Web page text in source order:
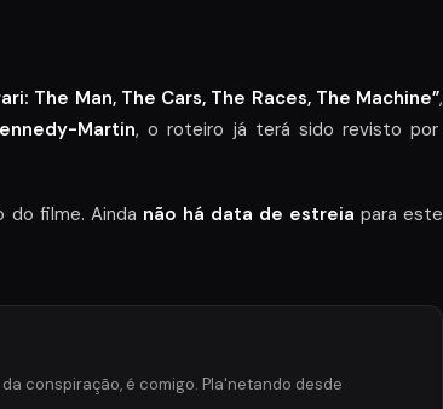
The Man, The Cars, The Races, The Machine”,
Martin, o roteiro já terá sido revisto por
do filme. Ainda não há data de estreia para este
conspiração, é comigo. Pla'netando desde